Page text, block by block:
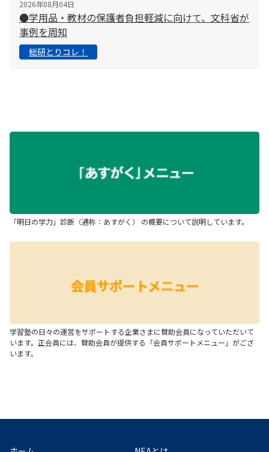
2026年08月04日
●学用品・教材の保護者負担軽減に向けて、文科省が
事例を周知
総研とりコレ！
「明日の学力」診断（通称：あすがく） の概要について説明しています。
学習塾の日々の運営をサポートする企業さまに賛助会員になっていただいて
います。正会員には、賛助会員が提供する「会員サポートメニュー」がござ
います。